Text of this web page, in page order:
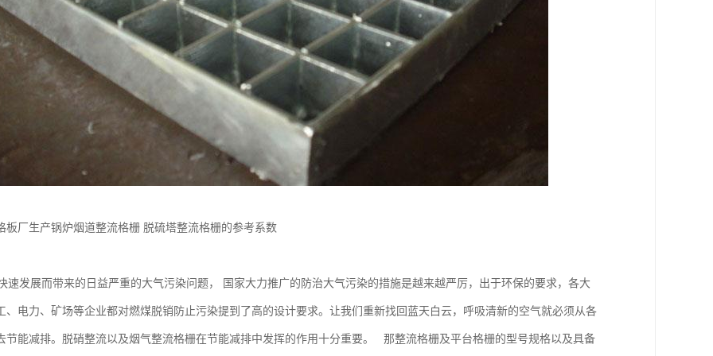
板厂生产锅炉烟道整流格栅 脱硫塔整流格栅的参考系数
发展而带来的日益严重的大气污染问题， 国家大力推广的防治大气污染的措施是越来越严厉，出于环保的要求，各大
、电力、矿场等企业都对燃煤脱销防止污染提到了高的设计要求。让我们重新找回蓝天白云，呼吸清新的空气就必须从各
节能减排。脱硝整流以及烟气整流格栅在节能减排中发挥的作用十分重要。 那整流格栅及平台格栅的型号规格以及具备